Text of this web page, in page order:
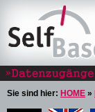
Sie sind hier: HOME »